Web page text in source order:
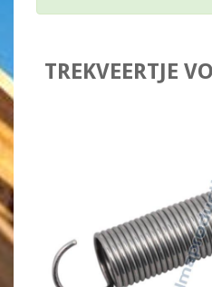
TREKVEERTJE